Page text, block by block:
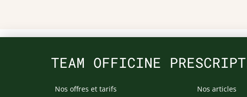
TEAM OFFICINE
Nos offres et tarifs
Nos articles